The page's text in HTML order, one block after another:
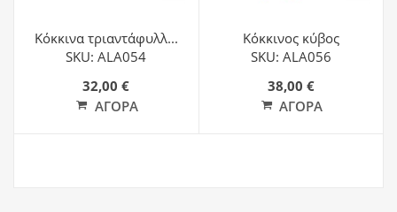
Κόκκινα τριαντάφυλλ...
SKU: ALA054
32,00 €
ΑΓΟΡΆ
Κόκκινος κύβος
SKU: ALA056
38,00 €
ΑΓΟΡΆ